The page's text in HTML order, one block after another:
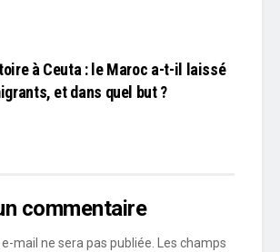
à Ceuta : le Maroc a-t-il laissé
et dans quel but ?
commentaire
mail ne sera pas publiée.
Les champs